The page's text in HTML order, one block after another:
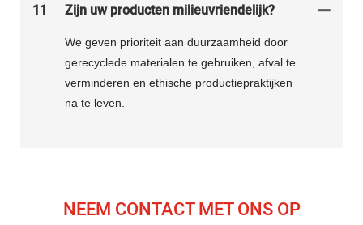
11 Zijn uw producten milieuvriendelijk?
We geven prioriteit aan duurzaamheid door
gerecyclede materialen te gebruiken, afval te
verminderen en ethische productiepraktijken
na te leven.
NEEM CONTACT MET ONS OP